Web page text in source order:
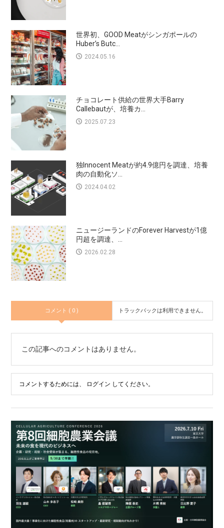
世界初、GOOD Meatがシンガポールの
Huber’s Butc...
2024.05.16
チョコレート供給の世界大手Barry
Callebautが、培養カ...
2025.07.23
独Innocent Meatが約4.9億円を調達、培養
肉の自動化ソ...
2024.04.02
ニュージーランドのForever Harvestが1億
円超を調達、...
2026.02.28
コメント ( 0 ) トラックバックは利用できません。
この記事へのコメントはありません。
コメントするためには、 ログイン してください。